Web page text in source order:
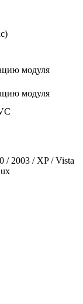
модуля
модуля
/ 2003 / XP / Vista